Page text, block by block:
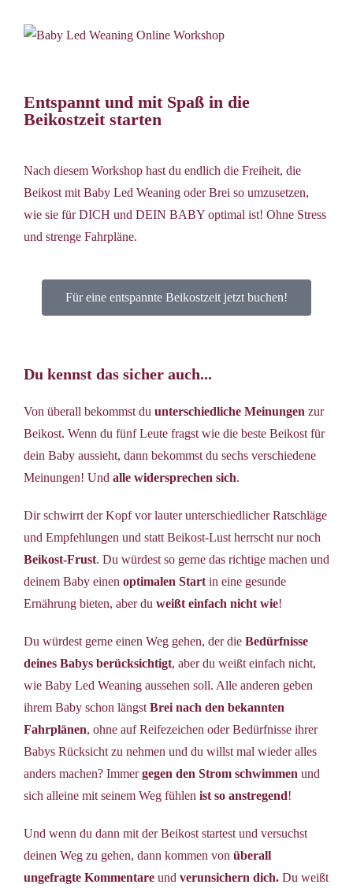
Entspannt und mit Spaß in die
Beikostzeit starten
Nach diesem Workshop hast du endlich die Freiheit, die
Beikost mit Baby Led Weaning oder Brei so umzusetzen,
wie sie für DICH und DEIN BABY optimal ist! Ohne Stress
und strenge Fahrpläne.
Für eine entspannte Beikostzeit jetzt buchen!
Du kennst das sicher auch...
Von überall bekommst du unterschiedliche Meinungen zur
Beikost. Wenn du fünf Leute fragst wie die beste Beikost für
dein Baby aussieht, dann bekommst du sechs verschiedene
Meinungen! Und alle widersprechen sich.
Dir schwirrt der Kopf vor lauter unterschiedlicher Ratschläge
und Empfehlungen und statt Beikost-Lust herrscht nur noch
Beikost-Frust. Du würdest so gerne das richtige machen und
deinem Baby einen optimalen Start in eine gesunde
Ernährung bieten, aber du weißt einfach nicht wie!
Du würdest gerne einen Weg gehen, der die Bedürfnisse
deines Babys berücksichtigt, aber du weißt einfach nicht,
wie Baby Led Weaning aussehen soll. Alle anderen geben
ihrem Baby schon längst Brei nach den bekannten
Fahrplänen, ohne auf Reifezeichen oder Bedürfnisse ihrer
Babys Rücksicht zu nehmen und du willst mal wieder alles
anders machen? Immergegen den Strom schwimmen und
sich alleine mit seinem Weg fühlen ist so anstregend!
Und wenn du dann mit der Beikost startest und versuchst
deinen Weg zu gehen, dann kommen von überall
ungefragte Kommentare und verunsichern dich. Du weißt